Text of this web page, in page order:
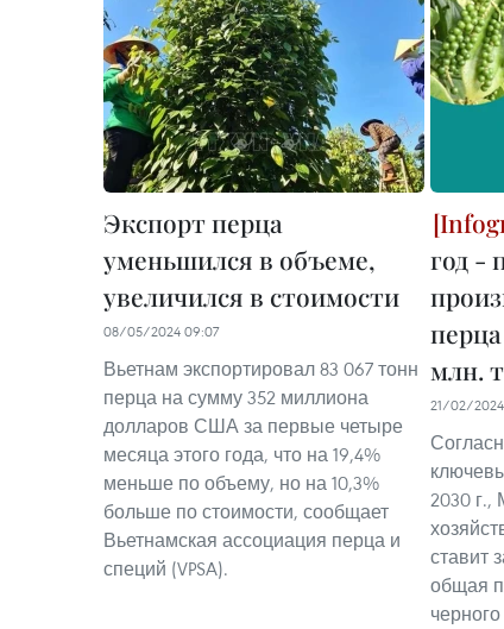
Экспорт перца
уменьшился в объеме,
увеличился в стоимости
08/05/2024 09:07
Вьетнам экспортировал 83 067 тонн
перца на сумму 352 миллиона
долларов США за первые четыре
месяца этого года, что на 19,4%
меньше по объему, но на 10,3%
больше по стоимости, сообщает
Вьетнамская ассоциация перца и
специй (VPSA).
год -
млн.
21/02/
2030 г.,
ставит
общая